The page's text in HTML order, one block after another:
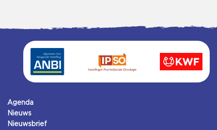
Agenda
Nieuws
Nieuwsbrief